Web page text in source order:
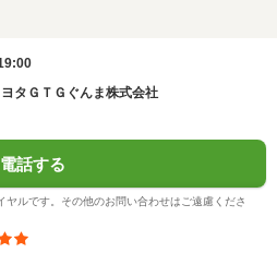
タＧＴＧぐんま株式会社
電話する
ルです。その他のお問い合わせはご遠慮くださ